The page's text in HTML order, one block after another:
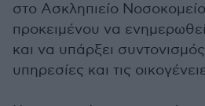
στο Ασκληπιείο
προκειμένου να
και να υπάρξει
υπηρεσίες και τις